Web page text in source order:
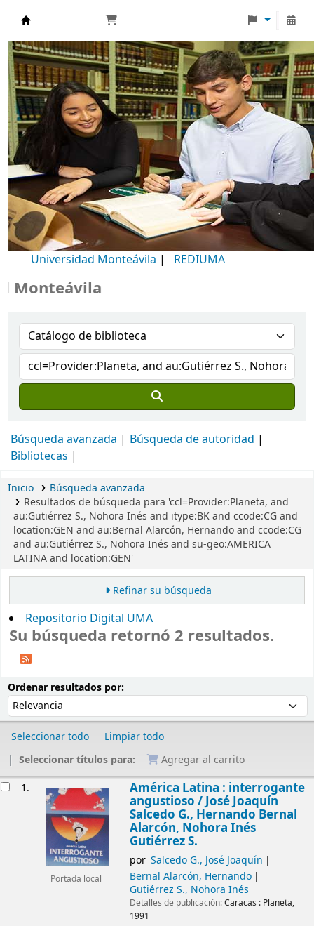
Biblioteca Universidad Monteávila
Universidad Monteávila | REDIUMA
Búsqueda avanzada
Búsqueda de autoridad
Bibliotecas
Inicio
Búsqueda avanzada
Resultados de búsqueda para 'ccl=Provider:Planeta, and
au:Gutiérrez S., Nohora Inés and itype:BK and ccode:CG and
location:GEN and au:Bernal Alarcón, Hernando and ccode:CG
and au:Gutiérrez S., Nohora Inés and su-geo:AMERICA
LATINA and location:GEN'
Refinar su búsqueda
Repositorio Digital UMA
Su búsqueda retornó 2 resultados.
Ordenar resultados por:
Seleccionar todo
Limpiar todo
Seleccionar títulos para:
Agregar al carrito
1.
Portada local
América Latina : interrogante
angustioso /José Joaquín
Salcedo G., Hernando Bernal
Alarcón, Nohora Inés
Gutiérrez S.
por Salcedo G., José Joaquín
Bernal Alarcón, Hernando
Gutiérrez S., Nohora Inés
Detalles de publicación:Caracas : Planeta,
1991